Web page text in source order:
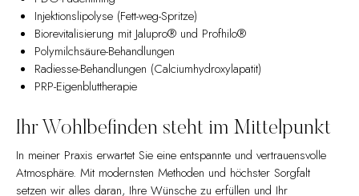
Injektionslipolyse (Fett-weg-Spritze)
Biorevitalisierung mit Jalupro® und Profhilo®
Polymilchsäure-Behandlungen
Radiesse-Behandlungen (Calciumhydroxylapatit)
PRP-Eigenbluttherapie
Ihr Wohlbefinden steht im Mittelpunkt
In meiner Praxis erwartet Sie eine entspannte und vertrauensvolle
Atmosphäre. Mit modernsten Methoden und höchster Sorgfalt
setzen wir alles daran, Ihre Wünsche zu erfüllen und Ihr